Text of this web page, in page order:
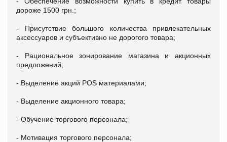
дороже 1500 грн.;
- Присутствие большого количества привлекательных
аксессуаров и субъективно не дорогого товара;
- Рациональное зонирование магазина и акционных
предложений;
- Выделение акций POS материалами;
- Выделение акционного товара;
- Обучение торгового персонала;
- Мотивация торгового персонала;